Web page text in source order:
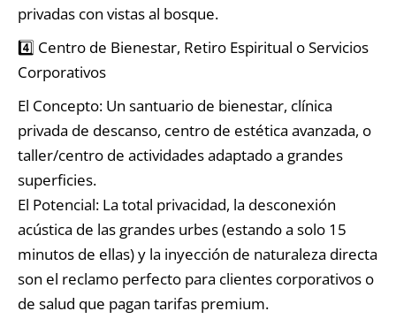
privadas con vistas al bosque.
4️⃣ Centro de Bienestar, Retiro Espiritual o Servicios
Corporativos
El Concepto: Un santuario de bienestar, clínica
privada de descanso, centro de estética avanzada, o
taller/centro de actividades adaptado a grandes
superficies.
El Potencial: La total privacidad, la desconexión
acústica de las grandes urbes (estando a solo 15
minutos de ellas) y la inyección de naturaleza directa
son el reclamo perfecto para clientes corporativos o
de salud que pagan tarifas premium.